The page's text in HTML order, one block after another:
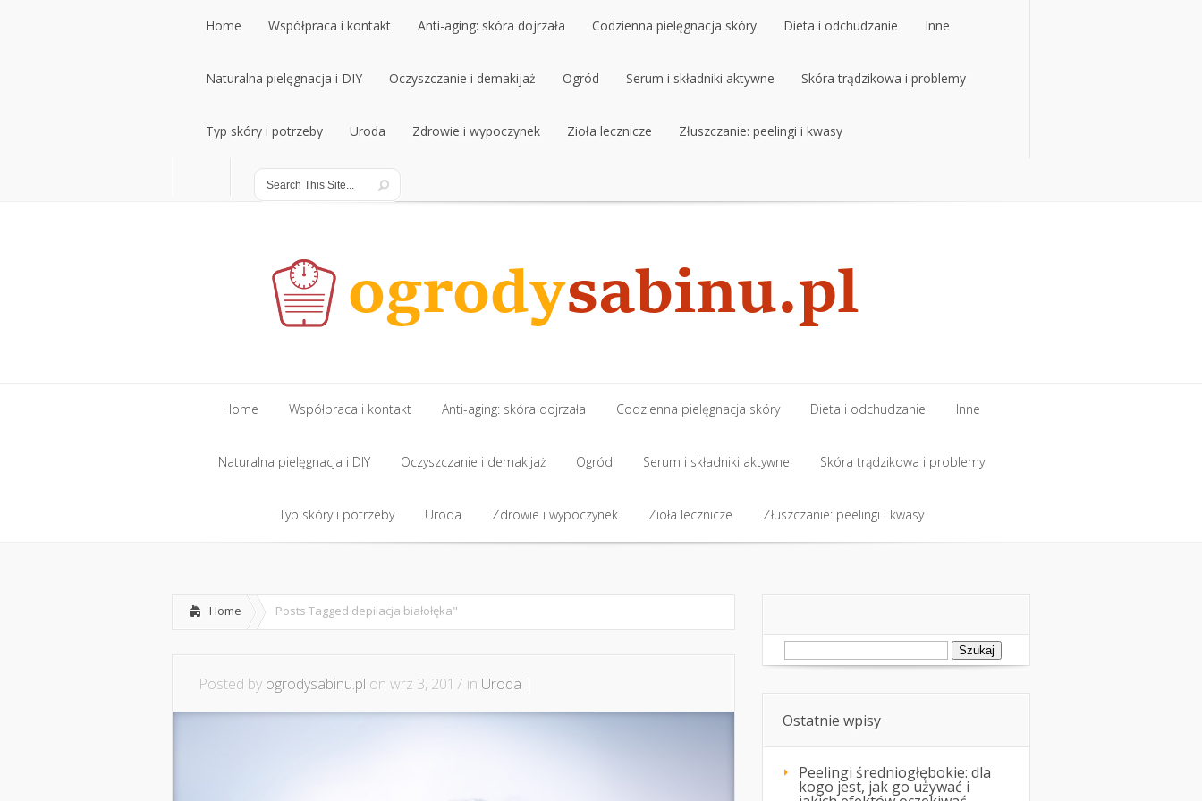
Home
Home
Współpraca i kontakt
Współpraca i kontakt
Anti-aging: skóra dojrzała
Anti-aging: skóra dojrzała
Codzienna pielęgnacja skóry
Codzienna pielęgnacja skóry
Dieta i odchudzanie
Dieta i odchudzanie
Inne
Inne
Naturalna pielęgnacja i DIY
Naturalna pielęgnacja i DIY
Oczyszczanie i demakijaż
Oczyszczanie i demakijaż
Ogród
Ogród
Serum i składniki aktywne
Serum i składniki aktywne
Skóra trądzikowa i problemy
Skóra trądzikowa i problemy
Typ skóry i potrzeby
Typ skóry i potrzeby
Uroda
Uroda
Zdrowie i wypoczynek Zioła lecznicze Złuszczanie: peelingi i kwasy
Home
Home
Współpraca i kontakt
Współpraca i kontakt
Anti-aging: skóra dojrzała
Anti-aging: skóra dojrzała
Codzienna pielęgnacja skóry
Codzienna pielęgnacja skóry
Dieta i odchudzanie
Dieta i odchudzanie
Inne
Inne
Naturalna pielęgnacja i DIY
Naturalna pielęgnacja i DIY
Oczyszczanie i demakijaż
Oczyszczanie i demakijaż
Ogród
Ogród
Serum i składniki aktywne
Serum i składniki aktywne
Skóra trądzikowa i problemy
Skóra trądzikowa i problemy
Typ skóry i potrzeby Uroda Zdrowie i wypoczynek Zioła lecznicze Złuszczanie: peelingi i kwasy
Home Posts Tagged depilacja białołęka"
Posted by ogrodysabinu.pl on wrz 3, 2017 in Uroda |
Szukaj:
Ostatnie wpisy
Peelingi średniogłębokie: dla
kogo jest, jak go używać i